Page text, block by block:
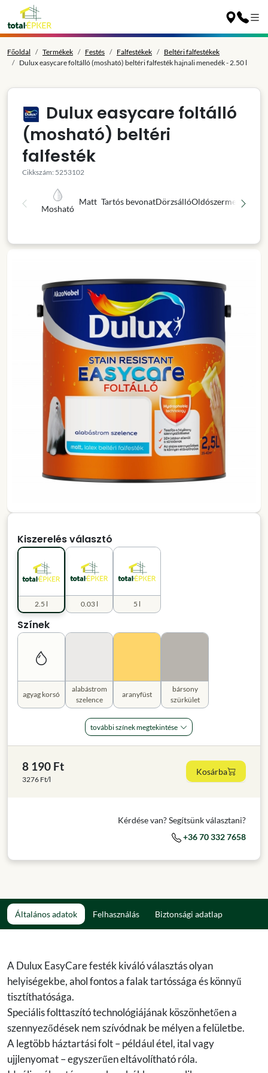
Főoldal Termékek Festés Falfestékek
Beltéri falfestékek
Dulux easycare foltálló (mosható) beltéri falfesték hajnali menedék - 2.50 l
Dulux easycare foltálló
(mosható) beltéri
falfesték
Cikkszám: 5253102
Mosható
Matt Tartós bevonatDörzsállóOldószermentes
Kiszerelés választó
0.03 l
2.5 l 5 l
Színek
agyag korsó
alabástrom
szelence
aranyfüst
bársony
szürkület
további színek megtekintése
8 190 Ft
3276 Ft/l
Kosárba
Kérdése van? Segítsünk választani?
+36 70 332 7658
Általános adatok Felhasználás Biztonsági adatlap
A Dulux EasyCare festék kiváló választás olyan
helyiségekbe, ahol fontos a falak tartóssága és könnyű
tisztíthatósága.
Speciális folttaszító technológiájának köszönhetően a
szennyeződések nem szívódnak be mélyen a felületbe.
A legtöbb háztartási folt – például étel, ital vagy
ujjlenyomat – egyszerűen eltávolítható róla.